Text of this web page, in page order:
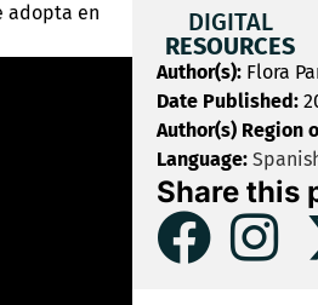
adopta en
DIGITAL
RESOURCES
Author(s): Flora
Date Published:
Author(s) Region
Language:
Share this